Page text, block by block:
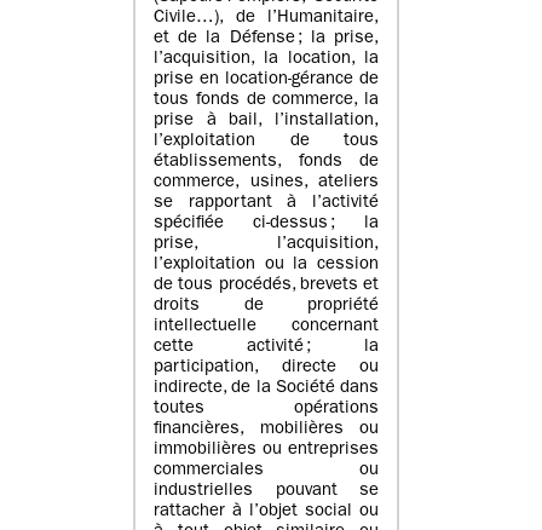
Civile…), de l’Humanitaire,
et de la Défense ; la prise,
l’acquisition, la location, la
prise en location-gérance de
tous fonds de commerce, la
prise à bail, l’installation,
l’exploitation de tous
établissements, fonds de
commerce, usines, ateliers
se rapportant à l’activité
spécifiée ci-dessus ; la
prise, l’acquisition,
l’exploitation ou la cession
de tous procédés, brevets et
droits de propriété
intellectuelle concernant
cette activité ; la
participation, directe ou
indirecte, de la Société dans
toutes opérations
financières, mobilières ou
immobilières ou entreprises
commerciales ou
industrielles pouvant se
rattacher à l’objet social ou